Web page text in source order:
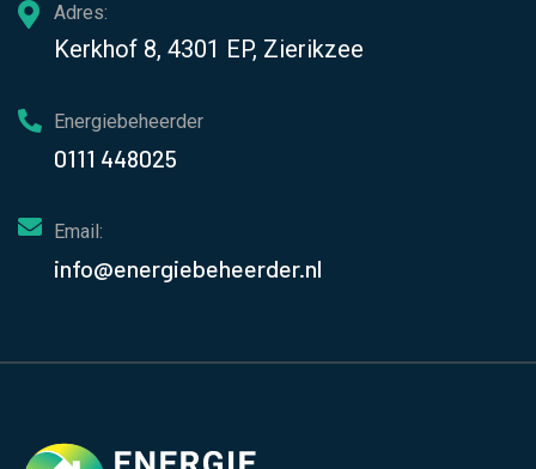
Adres:
Kerkhof 8, 4301 EP, Zierikzee
Energiebeheerder
0111 448025
Email:
info@energiebeheerder.nl